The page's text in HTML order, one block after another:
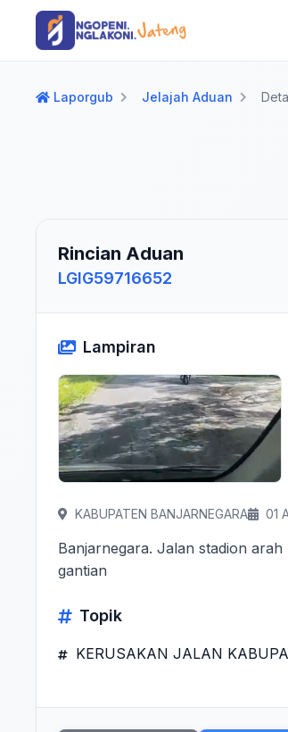
Langsung ke konten utama
Langsung ke navigasi
Laporgub Jelajah Aduan
Rincian Aduan
LGIG59716652
Lampiran
KABUPATEN BANJARNEGARA 01
Banjarnegara. Jalan stadion
gantian
Topik
KERUSAKAN JALAN